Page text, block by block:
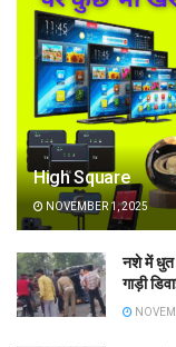
High Square
NOVEMBER 1, 2025
नशे में धुत
गाड़ी